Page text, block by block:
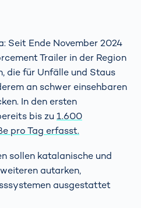
Seit Ende November 2024
Trailer in der Region
die für Unfälle und Staus
an schwer einsehbaren
In den ersten
bis zu 1.600
pro Tag erfasst.
sollen katalanische und
autarken,
ausgestattet